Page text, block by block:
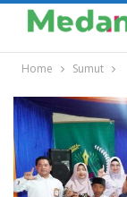
Home Sumut